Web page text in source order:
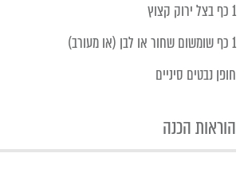
1 כף בצל ירוק קצוץ
1 כף שומשום שחור או לבן (או מעורב)
חופן נבטים סיניים
הוראות הכנה